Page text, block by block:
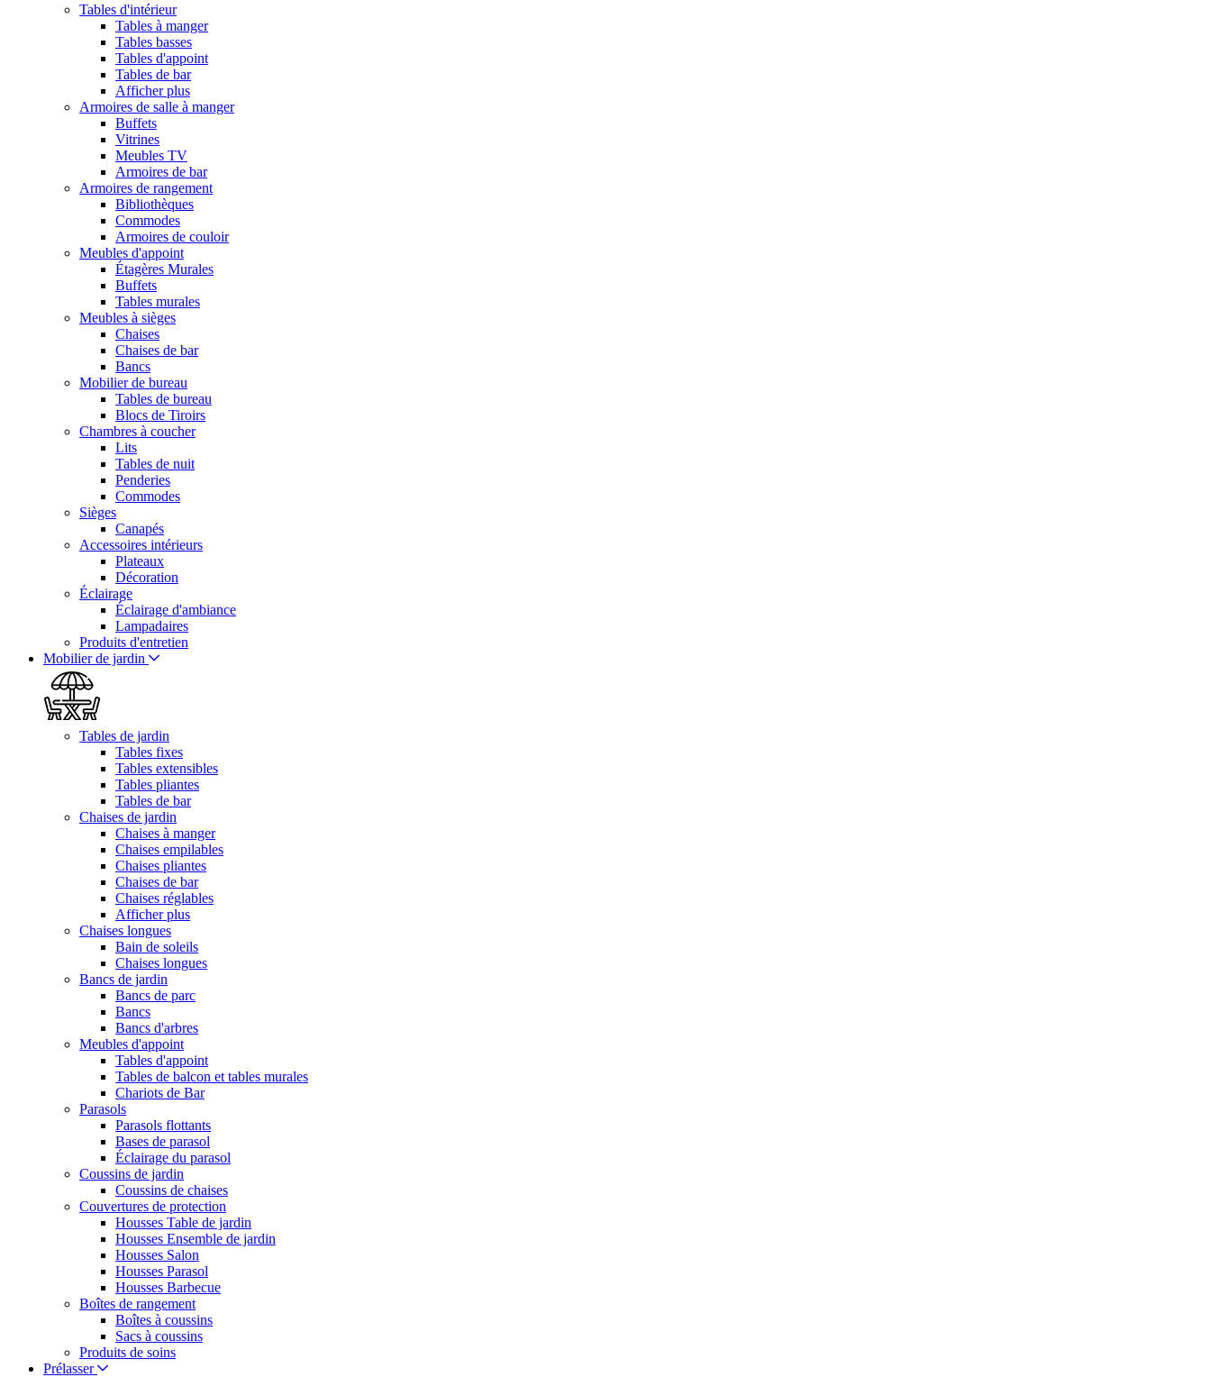
Tables d'intérieur
Tables à manger
Tables basses
Tables d'appoint
Tables de bar
Afficher plus
Armoires de salle à manger
Buffets
Vitrines
Meubles TV
Armoires de bar
Armoires de rangement
Bibliothèques
Commodes
Armoires de couloir
Meubles d'appoint
Étagères Murales
Buffets
Tables murales
Meubles à sièges
Chaises
Chaises de bar
Bancs
Mobilier de bureau
Tables de bureau
Blocs de Tiroirs
Chambres à coucher
Lits
Tables de nuit
Penderies
Commodes
Sièges
Canapés
Accessoires intérieurs
Plateaux
Décoration
Éclairage
Éclairage d'ambiance
Lampadaires
Produits d'entretien
Mobilier de jardin
Tables de jardin
Tables fixes
Tables extensibles
Tables pliantes
Tables de bar
Chaises de jardin
Chaises à manger
Chaises empilables
Chaises pliantes
Chaises de bar
Chaises réglables
Afficher plus
Chaises longues
Bain de soleils
Chaises longues
Bancs de jardin
Bancs de parc
Bancs
Bancs d'arbres
Meubles d'appoint
Tables d'appoint
Tables de balcon et tables murales
Chariots de Bar
Parasols
Parasols flottants
Bases de parasol
Éclairage du parasol
Coussins de jardin
Coussins de chaises
Couvertures de protection
Housses Table de jardin
Housses Ensemble de jardin
Housses Salon
Housses Parasol
Housses Barbecue
Boîtes de rangement
Boîtes à coussins
Sacs à coussins
Produits de soins
Prélasser